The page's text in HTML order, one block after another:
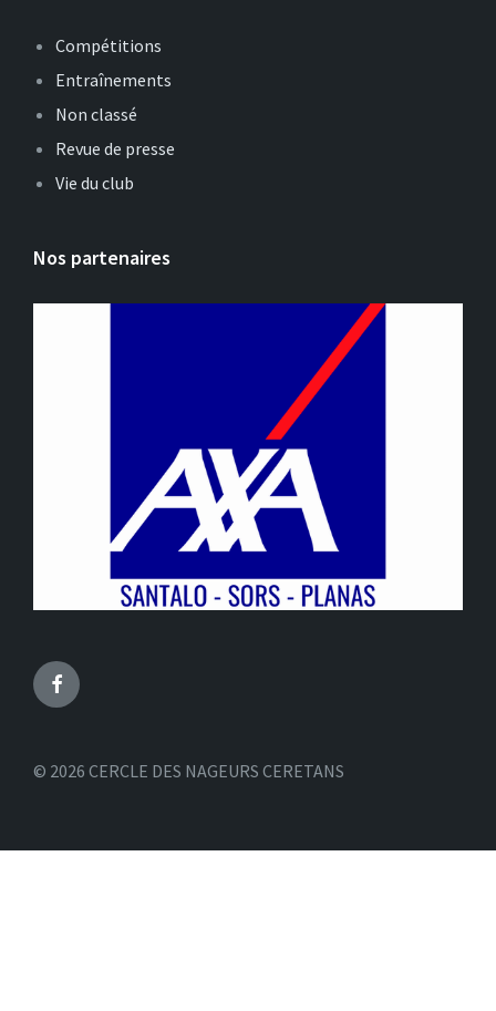
Compétitions
Entraînements
Non classé
Revue de presse
Vie du club
Nos partenaires
Facebook
© 2026 CERCLE DES NAGEURS CERETANS